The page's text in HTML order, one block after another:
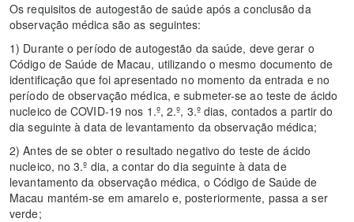
Os requisitos de autogestão de saúde após a conclusão da
observação médica são as seguintes:
1) Durante o período de autogestão da saúde, deve gerar o
Código de Saúde de Macau, utilizando o mesmo documento de
identificação que foi apresentado no momento da entrada e no
período de observação médica, e submeter-se ao teste de ácido
nucleico de COVID-19 nos 1.º, 2.º, 3.º dias, contados a partir do
dia seguinte à data de levantamento da observação médica;
2) Antes de se obter o resultado negativo do teste de ácido
nucleico, no 3.º dia, a contar do dia seguinte à data de
levantamento da observação médica, o Código de Saúde de
Macau mantém-se em amarelo e, posteriormente, passa a ser
verde;